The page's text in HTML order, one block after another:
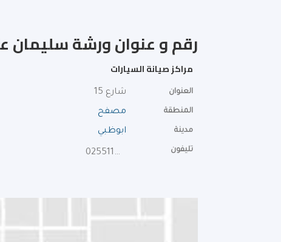
رقم و عنوان ورشة سليمان
مراكز صيانة السيارات
العنوان شارع 15
المنطقة مصفح
مدينة ابوظبي
تليفون 025511392